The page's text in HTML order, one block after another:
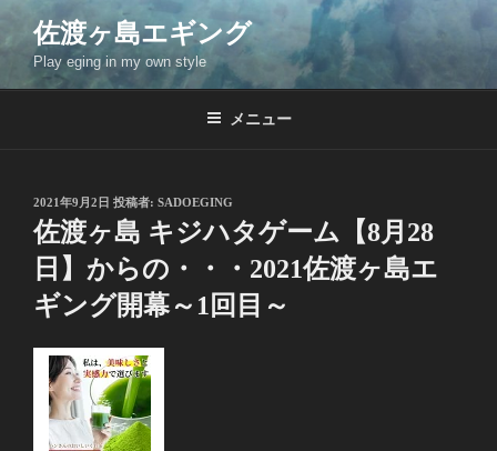
コ
ン
ン
佐渡ヶ島エギング
Play eging in my own style
メニュー
投
稿
日:
2021年9月2日 投稿者: SADOEGING
佐渡ヶ島 キジハタゲーム【8月28
日】からの・・・2021佐渡ヶ島エ
ギング開幕～1回目～